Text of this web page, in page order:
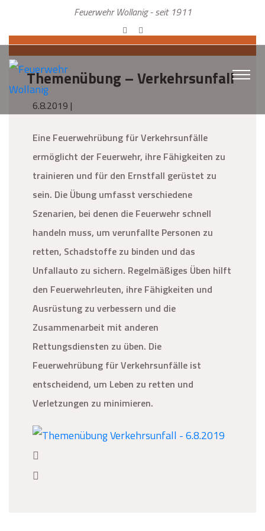
Feuerwehr Wollanig - seit 1911
Themenübung – Verkehrsunfall
6.8.2019 |
Eine Feuerwehrübung für Verkehrsunfälle
ermöglicht der Feuerwehr, ihre Fähigkeiten zu
trainieren und für den Ernstfall gerüstet zu
sein. Die Übung umfasst verschiedene
Szenarien, bei denen die Feuerwehr schnell
handeln muss, um verunfallte Personen zu
retten, Schadstoffe zu binden und das
Unfallauto zu sichern. Regelmäßiges Üben hilft
den Feuerwehrleuten, ihre Fähigkeiten und
Ausrüstung zu verbessern und die
Zusammenarbeit mit anderen
Rettungsdiensten zu üben. Die
Feuerwehrübung für Verkehrsunfälle ist
entscheidend, um Leben zu retten und
Verletzungen zu minimieren.